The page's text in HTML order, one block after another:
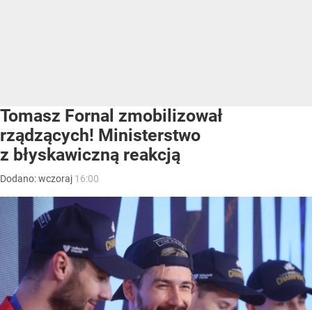
Tomasz Fornal zmobilizował
rządzących! Ministerstwo
z błyskawiczną reakcją
Dodano:wczoraj 16:00